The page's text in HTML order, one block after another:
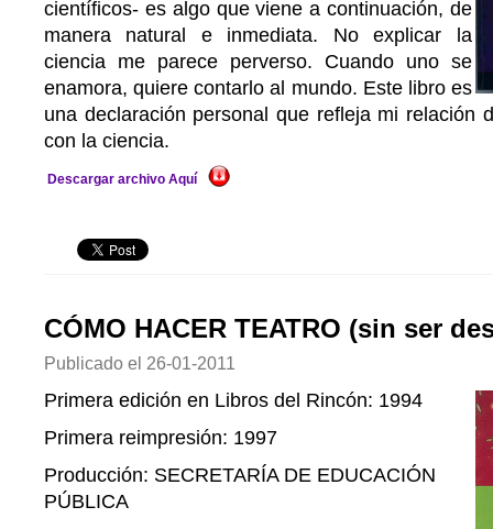
científicos- es algo que viene a continuación, de
manera natural e inmediata. No explicar la
ciencia me parece perverso. Cuando uno se
enamora, quiere contarlo al mundo. Este libro es
una declaración personal que refleja mi relación
con la ciencia.
Descargar archivo Aquí
CÓMO HACER TEATRO (sin ser
Publicado el 26-01-2011
Primera edición en Libros del Rincón: 1994
Primera reimpresión: 1997
Producción: SECRETARÍA DE EDUCACIÓN
PÚBLICA